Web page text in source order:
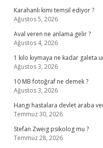
Karahanlı kimi temsil ediyor ?
Ağustos 5, 2026
Aval veren ne anlama gelir ?
Ağustos 4, 2026
1 kilo kıymaya ne kadar galeta
Ağustos 3, 2026
10 MB fotoğraf ne demek ?
Ağustos 3, 2026
Hangi hastalara devlet araba
Temmuz 30, 2026
Stefan Zweig psikolog mu ?
Temmuz 28, 2026